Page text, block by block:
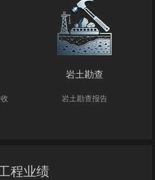
岩土勘查
岩土勘查报告
程业绩